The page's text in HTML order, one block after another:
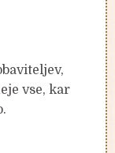
vse, kar